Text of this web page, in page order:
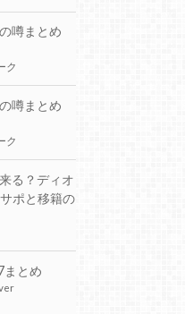
噂まとめ
ク
噂まとめ
ク
る？ディオ
ポと移籍の
まとめ